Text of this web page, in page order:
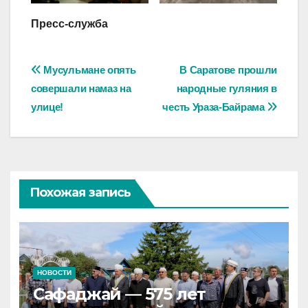
Пресс-служба
Навигация
по
записям
В Саратове прошли
народные гуляния в
честь Ураза-Байрама
Мусульмане опять
совершали намаз на
улице!
Похожая запись
НОВОСТИ
Сафаджай — 575 лет